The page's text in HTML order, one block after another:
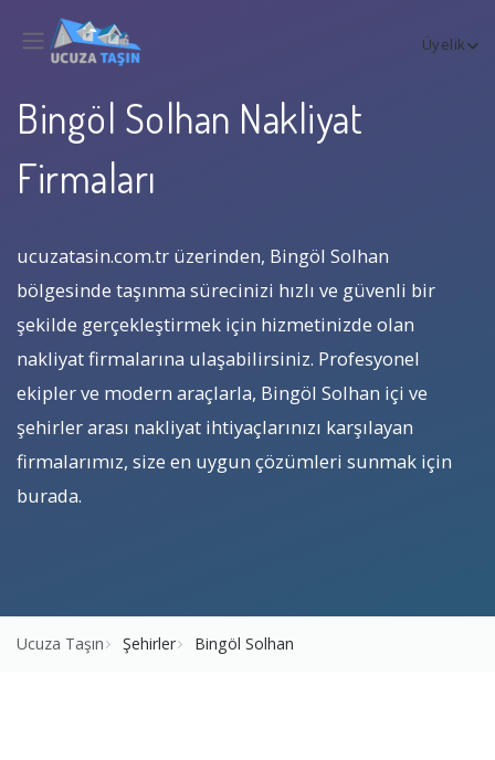
Üyelik
Bingöl Solhan Nakliyat
Firmaları
ucuzatasin.com.tr üzerinden, Bingöl Solhan
bölgesinde taşınma sürecinizi hızlı ve güvenli bir
şekilde gerçekleştirmek için hizmetinizde olan
nakliyat firmalarına ulaşabilirsiniz. Profesyonel
ekipler ve modern araçlarla, Bingöl Solhan içi ve
şehirler arası nakliyat ihtiyaçlarınızı karşılayan
firmalarımız, size en uygun çözümleri sunmak için
burada.
Ucuza Taşın Şehirler Bingöl Solhan